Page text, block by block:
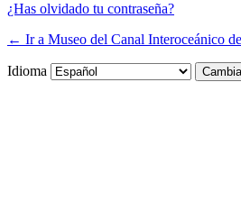
¿Has olvidado tu contraseña?
← Ir a Museo del Canal Interoceánico
Idioma